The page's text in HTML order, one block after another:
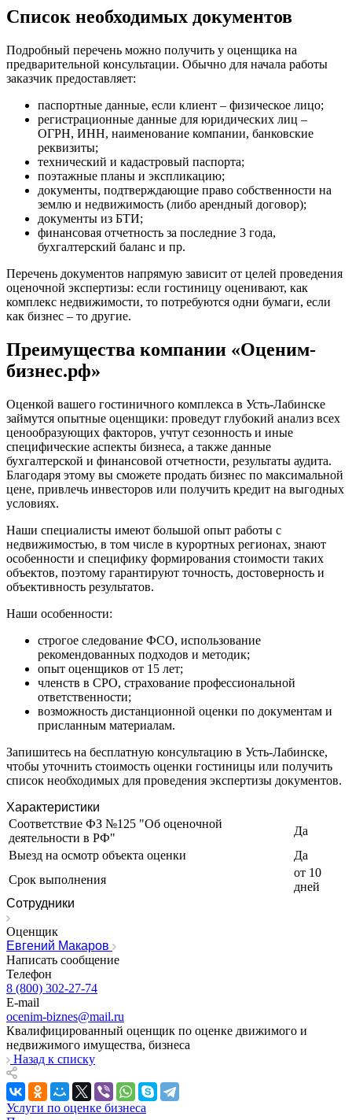
Список необходимых документов
Подробный перечень можно получить у оценщика на
предварительной консультации. Обычно для начала работы
заказчик предоставляет:
паспортные данные, если клиент – физическое лицо;
регистрационные данные для юридических лиц –
ОГРН, ИНН, наименование компании, банковские
реквизиты;
технический и кадастровый паспорта;
поэтажные планы и экспликацию;
документы, подтверждающие право собственности на
землю и недвижимость (либо арендный договор);
документы из БТИ;
финансовая отчетность за последние 3 года,
бухгалтерский баланс и пр.
Перечень документов напрямую зависит от целей проведения
оценочной экспертизы: если гостиницу оценивают, как
комплекс недвижимости, то потребуются одни бумаги, если
как бизнес – то другие.
Преимущества компании «Оценим-
бизнес.рф»
Оценкой вашего гостиничного комплекса в Усть-Лабинске
займутся опытные оценщики: проведут глубокий анализ всех
ценообразующих факторов, учтут сезонность и иные
специфические аспекты бизнеса, а также данные
бухгалтерской и финансовой отчетности, результаты аудита.
Благодаря этому вы сможете продать бизнес по максимальной
цене, привлечь инвесторов или получить кредит на выгодных
условиях.
Наши специалисты имеют большой опыт работы с
недвижимостью, в том числе в курортных регионах, знают
особенности и специфику формирования стоимости таких
объектов, поэтому гарантируют точность, достоверность и
объективность результатов.
Наши особенности:
строгое следование ФСО, использование
рекомендованных подходов и методик;
опыт оценщиков от 15 лет;
членств в СРО, страхование профессиональной
ответственности;
возможность дистанционной оценки по документам и
присланным материалам.
Запишитесь на бесплатную консультацию в Усть-Лабинске,
чтобы уточнить стоимость оценки гостиницы или получить
список необходимых для проведения экспертизы документов.
Характеристики
Соответствие ФЗ №125 "Об оценочной
деятельности в РФ"
Да
Выезд на осмотр объекта оценки
Да
Срок выполнения
от 10
дней
Сотрудники
Оценщик
Евгений Макаров
Написать сообщение
Телефон
8 (800) 302-27-74
E-mail
ocenim-biznes@mail.ru
Квалифицированный оценщик по оценке движимого и
недвижимого имущества, бизнеса
Назад к списку
Услуги по оценке бизнеса
Донецк
Дюртюли
Евпатория
Егорьевск
Екатеринбург
Елизово
Енисейск
Ермолино
Ессентуки
Железногорск
Жуковский
Заводоуковск
Заозерный
Зарайск
Заречный
Звенигород
Зеленоград
Зеленодольск
Зея
Златоуст
Иваново
Ижевск
Изобильный
Ипатово
Ирбит
Иркутск
Истра
Ишимбай
Йошкар-Ола
Казань
Калининград
Калуга
Камбарка
Каменск-Уральский
Каменск-Шахтинский
Камень-на-Оби
Камышин
Камышлов
Канаш
Кандалакша
Канск
Карачев
Карпинск
Касли
Каспийск
Кашира
Кемерово
Керчь
Кизляр
Кимры
Кингисепп